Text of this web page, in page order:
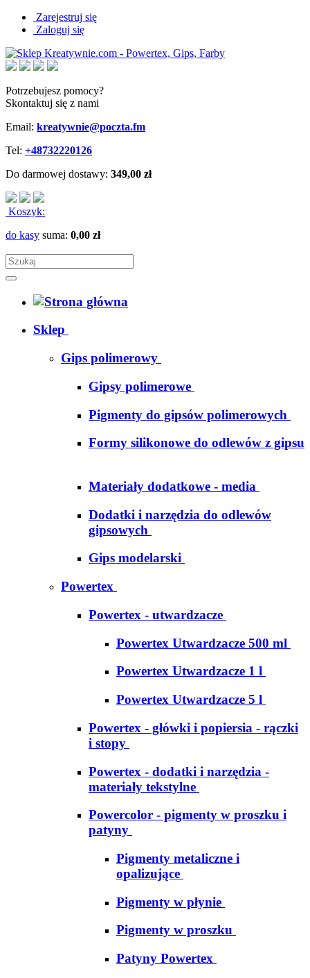
Zarejestruj się
Zaloguj się
Potrzebujesz pomocy?
Skontaktuj się z nami
Email: kreatywnie@poczta.fm
Tel: +48732220126
Do darmowej dostawy: 349,00 zł
Koszyk:
do kasy suma: 0,00 zł
Sklep
Gips polimerowy
Gipsy polimerowe
Pigmenty do gipsów polimerowych
Formy silikonowe do odlewów z gipsu
Materiały dodatkowe - media
Dodatki i narzędzia do odlewów
gipsowych
Gips modelarski
Powertex
Powertex - utwardzacze
Powertex Utwardzacze 500 ml
Powertex Utwardzacze 1 l
Powertex Utwardzacze 5 l
Powertex - główki i popiersia - rączki
i stopy
Powertex - dodatki i narzędzia -
materiały tekstylne
Powercolor - pigmenty w proszku i
patyny
Pigmenty metaliczne i
opalizujące
Pigmenty w płynie
Pigmenty w proszku
Patyny Powertex